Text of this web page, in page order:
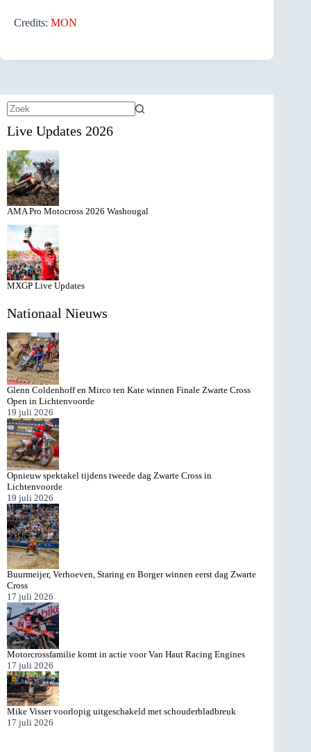
Credits: MON
resultaten
Live Updates 2026
AMA Pro Motocross 2026 Washougal
MXGP Live Updates
Nationaal Nieuws
Glenn Coldenhoff en Mirco ten Kate winnen Finale Zwarte Cross
Open in Lichtenvoorde
19 juli 2026
Opnieuw spektakel tijdens tweede dag Zwarte Cross in
Lichtenvoorde
19 juli 2026
Buurmeijer, Verhoeven, Staring en Borger winnen eerst dag Zwarte
Cross
17 juli 2026
Motorcrossfamilie komt in actie voor Van Haut Racing Engines
17 juli 2026
Mike Visser voorlopig uitgeschakeld met schouderbladbreuk
17 juli 2026